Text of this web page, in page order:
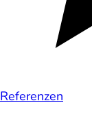
Referenzen